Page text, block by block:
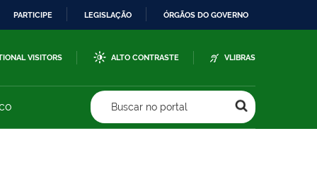
PARTICIPE LEGISLAÇÃO ÓRGÃOS DO GOVERNO
VISITORS ALTO CONTRASTE VLIBRAS
Buscar no portal